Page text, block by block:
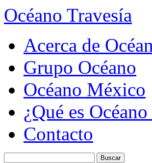
Océano Travesía
Acerca de
Grupo Océano
Océano México
¿Qué es
Contacto